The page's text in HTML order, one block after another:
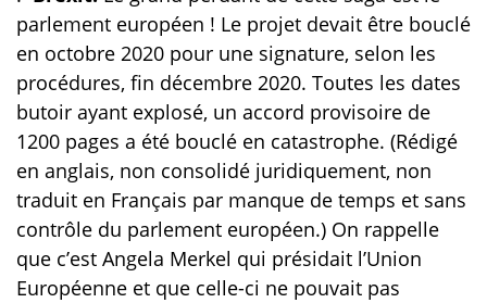
parlement européen ! Le projet devait être bouclé
en octobre 2020 pour une signature, selon les
procédures, fin décembre 2020. Toutes les dates
butoir ayant explosé, un accord provisoire de
1200 pages a été bouclé en catastrophe. (Rédigé
en anglais, non consolidé juridiquement, non
traduit en Français par manque de temps et sans
contrôle du parlement européen.) On rappelle
que c’est Angela Merkel qui présidait l’Union
Européenne et que celle-ci ne pouvait pas